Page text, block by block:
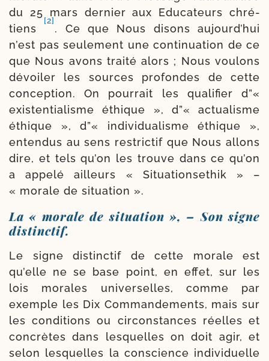
du 25 mars der­nier aux Educateurs chré­
tiens
[2]
. Ce que Nous disons aujourd’­hui
n’est pas seule­ment une conti­nua­tion de ce
que Nous avons trai­té alors ; Nous vou­lons
dévoi­ler les sources pro­fondes de cette
concep­tion. On pour­rait les qua­li­fier d”«
exis­ten­tia­lisme éthique », d”« actua­lisme
éthique », d”« indi­vi­dua­lisme éthique »,
enten­dus au sens res­tric­tif que Nous allons
dire, et tels qu’on les trouve dans ce qu’on
a appe­lé ailleurs « Situationsethik » –
« morale de situation ».
La « morale de situation », – Son signe
distinctif.
Le signe dis­tinc­tif de cette morale est
qu’elle ne se base point, en effet, sur les
lois morales uni­ver­selles, comme par
exemple les Dix Commandements, mais sur
les condi­tions ou cir­cons­tances réelles et
concrètes dans les­quelles on doit agir, et
selon les­quelles la conscience indi­vi­duelle